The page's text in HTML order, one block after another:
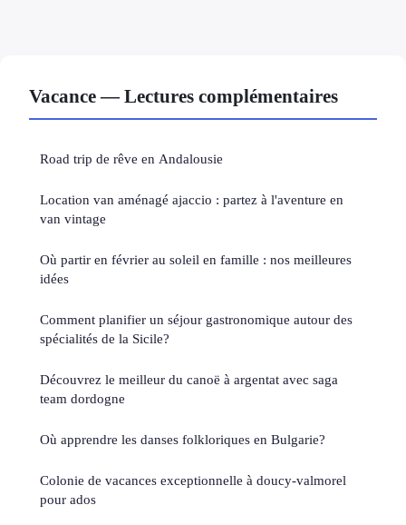
Vacance — Lectures complémentaires
Road trip de rêve en Andalousie
Location van aménagé ajaccio : partez à l'aventure en
van vintage
Où partir en février au soleil en famille : nos meilleures
idées
Comment planifier un séjour gastronomique autour des
spécialités de la Sicile?
Découvrez le meilleur du canoë à argentat avec saga
team dordogne
Où apprendre les danses folkloriques en Bulgarie?
Colonie de vacances exceptionnelle à doucy-valmorel
pour ados